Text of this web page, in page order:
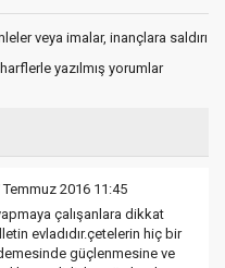
veya imalar, inançlara saldırı
yazılmış yorumlar
2016 11:45
çalışanlara dikkat
evladıdır.çetelerin hiç bir
güçlenmesine ve